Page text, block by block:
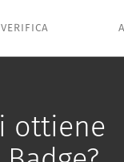
VERIFICA
ottiene